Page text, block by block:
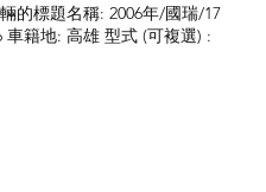
的標題名稱: 2006年/國瑞/17
車籍地: 高雄 型式 (可複選) :